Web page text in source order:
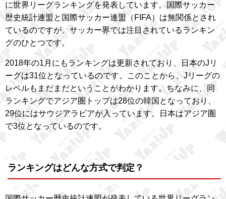
に世界リーグランキングを発表しています。国際サッカー
歴史統計連盟と国際サッカー連盟（FIFA）は無関係とされ
ているのですが、サッカー界では注目されているランキン
グのひとつです。
2018年の1月にもランキングは更新されており、日本のJリ
ーグは31位となっているのです。このことから、Jリーグの
レベルもまだまだということがわかります。ちなみに、同
ランキングでアジア圏トップは28位の韓国となっており、
29位にはサウジアラビアが入っています。日本はアジア圏
で3位となっているのです。
ランキングはどんな方式で判定？